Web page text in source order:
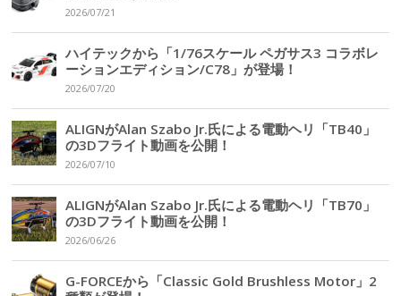
2026/07/21
ハイテックから「1/76スケール ペガサス3 コラボレ
ーションエディション/C78」が登場！
2026/07/20
ALIGNがAlan Szabo Jr.氏による電動ヘリ「TB40」
の3Dフライト動画を公開！
2026/07/10
ALIGNがAlan Szabo Jr.氏による電動ヘリ「TB70」
の3Dフライト動画を公開！
2026/06/26
G-FORCEから「Classic Gold Brushless Motor」2